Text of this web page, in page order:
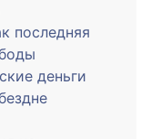
последняя
деньги